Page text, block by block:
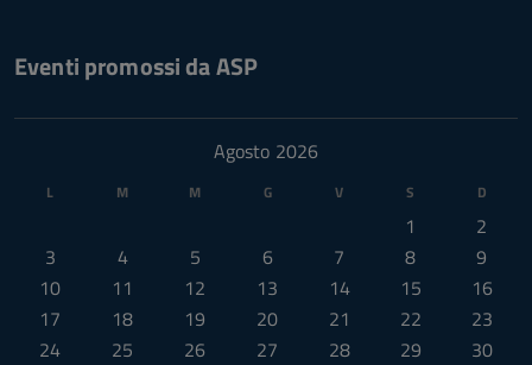
Eventi promossi da ASP
Agosto 2026
L M M G V S D
1
2
3
4 5 6 7 8
9
10
11 12 13 14 15
16
17
18 19 20 21 22
23
24
25 26 27 28 29
30